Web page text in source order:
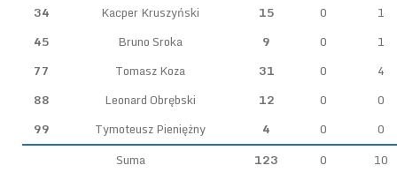
34
Kacper Kruszyński 15 0
1
45
Bruno Sroka 9 0
1
77
Tomasz Koza 31 0
4
88
Leonard Obrębski 12 0
0
99
Tymoteusz Pieniężny 4 0
0
Suma
123 0 10